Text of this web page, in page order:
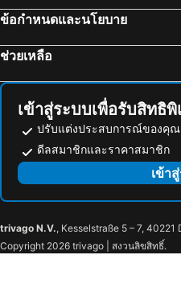
APA Hotel Yamanote Otsuka Ekimae Tower
MIMARU Tokyo Ueno Inaricho
โรงแรมนิว โทโฮคุ
MIMARU Tokyo Ueno East
NOHGA HOTEL UENO TOKYO
โรงแรมโตเกียว อุเอโนะ โทกาเนยะ
Hotel Sunroute Stellar Ueno
โรงแรมเมโทรโพลิแทน โตเกียว อิเคบุคุโระ
สถานีอากิฮาบาระ
Odawara Station
สถานีโอชาโนมิซุ
ภูเขาฟูจิ
Takadanobaba Station
Kaihin-Makuhari Station
Naka-Okachimachi Metro Station
ข้อกำหนดและนโยบาย
ช่วยเหลือ
เข้าสู่ระบบเพื่อรับสิทธิ
ปรับแต่งประสบการณ์ของคุณ
ดีลสมาชิกและราคาสมาชิก
เข้า
trivago N.V., Kesselstraße 5 – 7, 40221
Copyright 2026 trivago | สงวนลิขสิทธิ์.